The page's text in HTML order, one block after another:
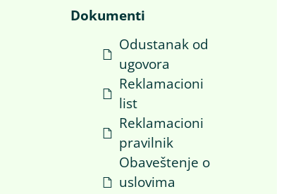
Dokumenti
Odustanak od
ugovora
Reklamacioni
list
Reklamacioni
pravilnik
Obaveštenje o
uslovima